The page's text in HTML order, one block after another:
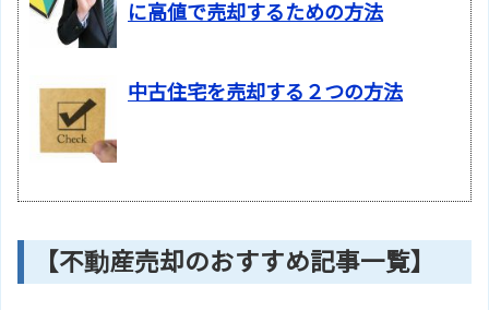
に高値で売却するための方法
中古住宅を売却する２つの方法
【不動産売却のおすすめ記事一覧】